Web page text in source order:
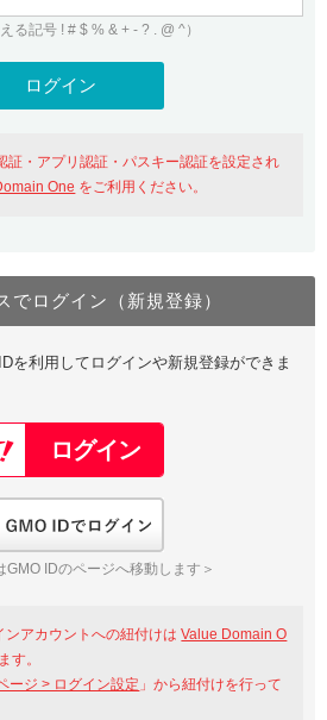
Domainにログイン
ルサーバーを含む最新の機能を使う方
Oneにログイン
Amazon
はValue Domain Oneのログイン画面へ遷移します
Oneアカウント作成
以下でも登録可能
Yahoo!
記号 ! # $ % & + - ? . @ ^）
証・アプリ認証・パスキー認証を設定され
One をご利用ください。
でログイン（新規登録）
を利用してログインや新規登録ができま
GMO IDのページへ移動します＞
ンアカウントへの紐付けはValue Domain O
す。
ージ > ログイン設定 」から紐付けを行って